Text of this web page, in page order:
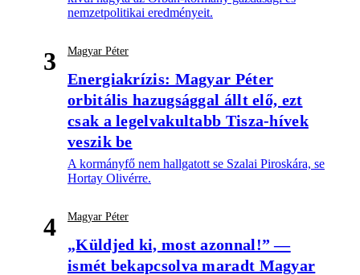
nemzetpolitikai eredményeit.
3 Magyar Péter
Energiakrízis: Magyar Péter
orbitális hazugsággal állt elő, ezt
csak a legelvakultabb Tisza-hívek
veszik be
A kormányfő nem hallgatott se Szalai Piroskára, se
Hortay Olivérre.
4 Magyar Péter
„Küldjed ki, most azonnal!” —
ismét bekapcsolva maradt Magyar